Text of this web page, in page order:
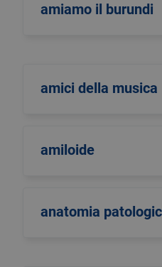
amiamo il burundi
amici della musica
amiloide
anatomia